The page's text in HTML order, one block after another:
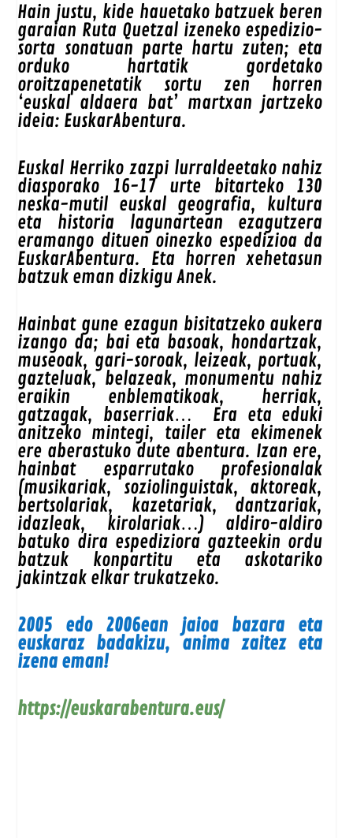
Hain justu, kide hauetako batzuek beren
garaian Ruta Quetzal izeneko espedizio-
sorta sonatuan parte hartu zuten; eta
orduko hartatik gordetako
oroitzapenetatik sortu zen horren
‘euskal aldaera bat’ martxan jartzeko
ideia: EuskarAbentura.
Euskal Herriko zazpi lurraldeetako nahiz
diasporako 16-17 urte bitarteko 130
neska-mutil euskal geografia, kultura
eta historia lagunartean ezagutzera
eramango dituen oinezko espedizioa da
EuskarAbentura. Eta horren xehetasun
batzuk eman dizkigu Anek.
Hainbat gune ezagun bisitatzeko aukera
izango da; bai eta basoak, hondartzak,
museoak, gari-soroak, leizeak, portuak,
gazteluak, belazeak, monumentu nahiz
eraikin enblematikoak, herriak,
gatzagak, baserriak… Era eta eduki
anitzeko mintegi, tailer eta ekimenek
ere aberastuko dute abentura. Izan ere,
hainbat esparrutako profesionalak
(musikariak, soziolinguistak, aktoreak,
bertsolariak, kazetariak, dantzariak,
idazleak, kirolariak…) aldiro-aldiro
batuko dira espediziora gazteekin ordu
batzuk konpartitu eta askotariko
jakintzak elkar trukatzeko.
2005 edo 2006ean jaioa bazara eta
euskaraz badakizu, anima zaitez eta
izena eman!
https://euskarabentura.eus/